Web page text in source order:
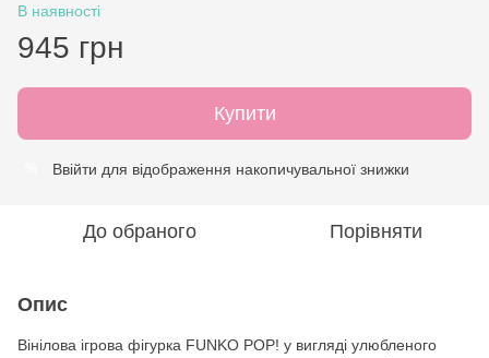
В наявності
945 грн
Купити
Ввійти для відображення накопичувальної знижки
До обраного Порівняти
Опис
Вінілова ігрова фігурка FUNKO POP! у вигляді улюбленого